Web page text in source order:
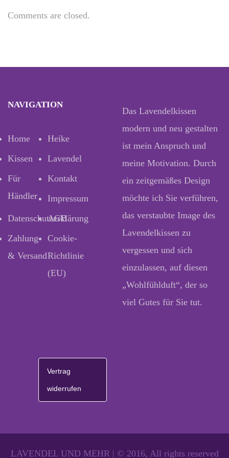
Comments are closed.
NAVIGATION
Home
Heike
Kissen
Lavendel
Für
Händler
Kontakt
Impressum
Datenschutzerklärung
AGB
Zahlung
& Versand
Cookie-
Richtlinie
(EU)
Das Lavendelkissen
modern und neu gestalten
ist mein Anspruch und
meine Motivation. Durch
ein zeitgemäßes Design
möchte ich Sie verführen,
das verstaubte Image des
Lavendelkissen zu
vergessen und sich
einzulassen, auf diesen
„Wohlfühlduft“, der so
viel Gutes für Sie tut.
Vertrag
widerrufen
LAVENDEL UND MEHR | © 2016, All rights reserved